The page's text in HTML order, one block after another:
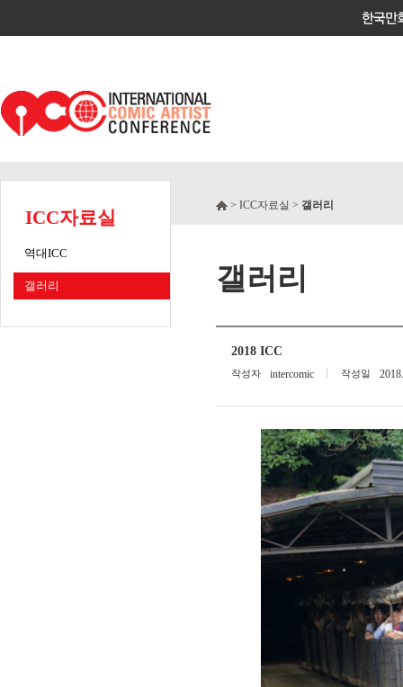
ICC자료실
역대ICC
갤러리
> ICC자료실 > 갤러리
갤러리
2018 ICC
작성자 intercomic 작성일